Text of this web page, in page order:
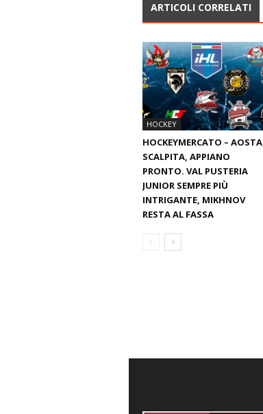
ARTICOLI CORRELATI
HOCKEY
HOCKEYMERCATO – AOSTA
SCALPITA, APPIANO
PRONTO. VAL PUSTERIA
JUNIOR SEMPRE PIÙ
INTRIGANTE, MIKHNOV
RESTA AL FASSA